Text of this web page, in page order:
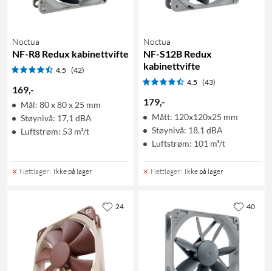
Noctua
NF-R8 Redux kabinettvifte
4.5 (42)
169,-
Mål: 80 x 80 x 25 mm
Støynivå: 17,1 dBA
Luftstrøm: 53 m³/t
Nettlager: Ikke på lager
Noctua
NF-S12B Redux
kabinettvifte
4.5 (43)
179,-
Mått: 120x120x25 mm
Støynivå: 18,1 dBA
Luftstrøm: 101 m³/t
Nettlager: Ikke på lager
24 40